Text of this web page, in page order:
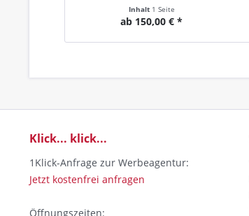
Inhalt 1 Seite
ab 150,00 € *
Klick... klick...
1Klick-Anfrage zur Werbeagentur:
Jetzt kostenfrei anfragen
Öffnungszeiten: